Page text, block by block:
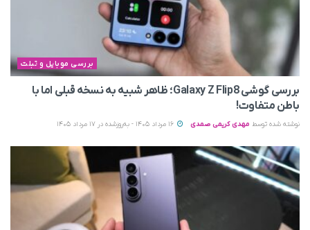
بررسی موبایل و تبلت
بررسی گوشی Galaxy Z Flip8؛ ظاهر شبیه به نسخه قبلی اما با
باطن متفاوت!
نوشته شده توسط مهدی کریمی صمدی